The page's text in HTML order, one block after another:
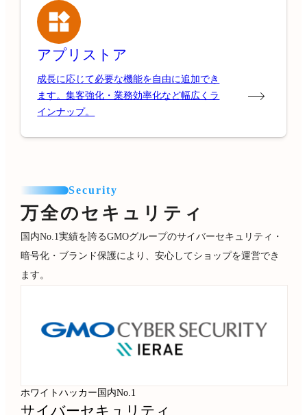
アプリストア
成長に応じて必要な機能を自由に追加でき
ます。集客強化・業務効率化など幅広くラ
インナップ。
Security
万全のセキュリティ
国内No.1実績を誇るGMOグループのサイバーセキュリティ・
暗号化・ブランド保護により、安心してショップを運営でき
ます。
ホワイトハッカー国内No.1
サイバーセキュリティ